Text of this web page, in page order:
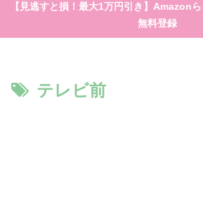
【見逃すと損！最大1万円引き】Amazon
無料登録
テレビ前